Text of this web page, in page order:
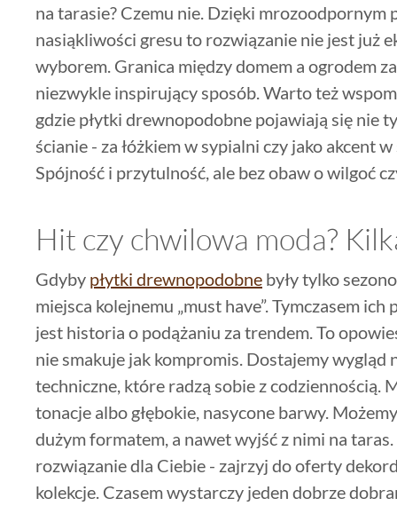
na tarasie? Czemu nie. Dzięki mrozoodpornym
nasiąkliwości gresu to rozwiązanie nie jest już
wyborem. Granica między domem a ogrodem
niezwykle inspirujący sposób. Warto też
gdzie płytki drewnopodobne pojawiają się nie
ścianie - za łóżkiem w sypialni czy jako akcent
Spójność i przytulność, ale bez obaw o wilgoć
Hit czy chwilowa moda?
Gdyby płytki drewnopodobne były tylko
miejsca kolejnemu „must have”. Tymczasem
jest historia o podążaniu za trendem. To
nie smakuje jak kompromis. Dostajemy
techniczne, które radzą sobie z codziennością.
tonacje albo głębokie, nasycone barwy.
dużym formatem, a nawet wyjść z nimi na
rozwiązanie dla Ciebie - zajrzyj do oferty
kolekcje. Czasem wystarczy jeden dobrze